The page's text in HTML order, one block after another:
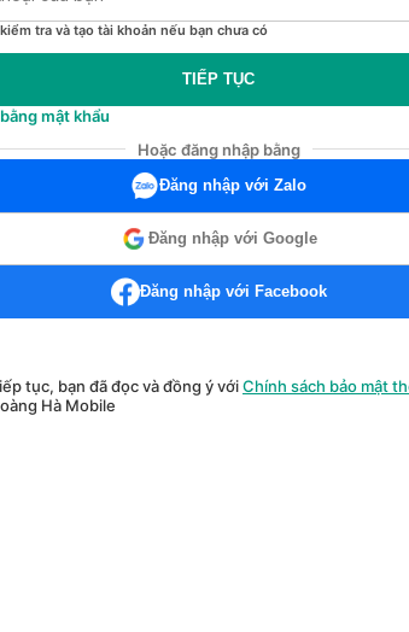
tra và tạo tài khoản nếu bạn chưa có
TIẾP TỤC
mật khẩu
Hoặc đăng nhập bằng
Đăng nhập với Zalo
Đăng nhập với Google
Đăng nhập với Facebook
tục, bạn đã đọc và đồng ý vớiChính sách bảo mật
Hà Mobile